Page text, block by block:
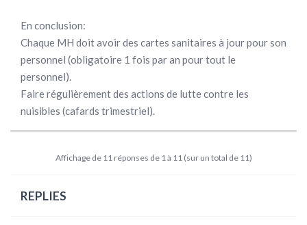
En conclusion:
Chaque MH doit avoir des cartes sanitaires à jour pour son
personnel (obligatoire 1 fois par an pour tout le
personnel).
Faire régulièrement des actions de lutte contre les
nuisibles (cafards trimestriel).
Affichage de 11 réponses de 1 à 11 (sur un total de 11)
REPLIES